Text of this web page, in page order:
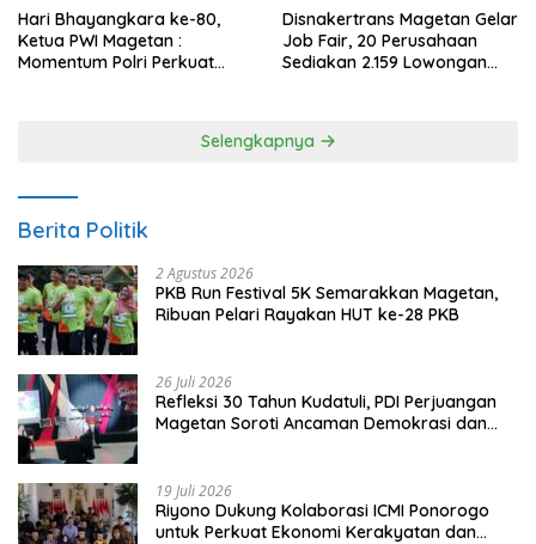
Hari Bhayangkara ke-80,
Ketua PWI Magetan :
Momentum Polri Perkuat
Disnakertrans Magetan Gelar
Job Fair, 20 Perusahaan
Sediakan 2.159 Lowongan
Selengkapnya
Berita Politik
2 Agustus 2026
PKB Run Festival 5K Semarakkan Magetan,
Ribuan Pelari Rayakan HUT ke-28 PKB
26 Juli 2026
Refleksi 30 Tahun Kudatuli, PDI Perjuangan
Magetan Soroti Ancaman Demokrasi dan
19 Juli 2026
Riyono Dukung Kolaborasi ICMI Ponorogo
untuk Perkuat Ekonomi Kerakyatan dan